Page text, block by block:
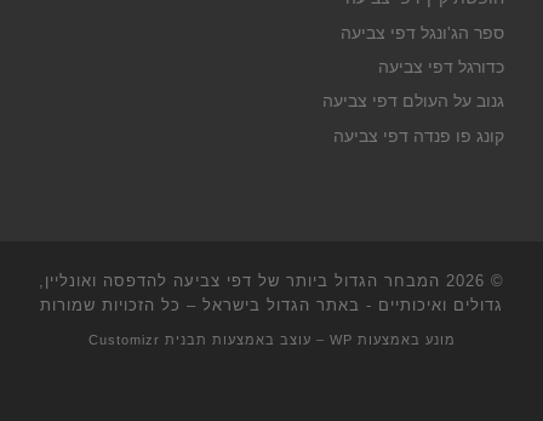
ספר הג'ונגל דפי צביעה
כדורגל דפי צביעה
גנוב על העולם דפי צביעה
קונג פו פנדה דפי צביעה
© 2026
המבחר הגדול ביותר של דפי צביעה להדפסה ואונליין,
גדולים ואיכותיים - באתר הגדול בישראל – כל הזכויות שמורות
מונע באמצעות WP – עוצב באמצעות תבנית Customizr